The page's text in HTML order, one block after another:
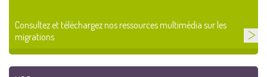
Consultez et téléchargez nos ressources multimédia sur les
migrations